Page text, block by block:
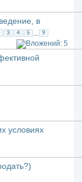
в
3 4 5 ... 9
условиях